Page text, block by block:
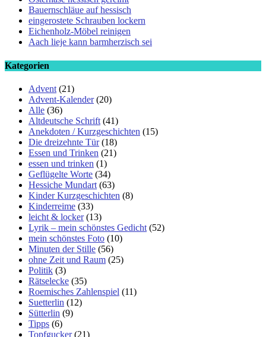
Bauernschläue auf hessisch
eingerostete Schrauben lockern
Eichenholz-Möbel reinigen
Aach lieje kann barmherzisch sei
Kategorien
Advent (21)
Advent-Kalender(20)
Alle (36)
Altdeutsche Schrift (41)
Anekdoten / Kurzgeschichten (15)
Die dreizehnte Tür(18)
Essen und Trinken (21)
essen und trinken (1)
Geflügelte Worte (34)
Hessiche Mundart (63)
Kinder Kurzgeschichten (8)
Kinderreime (33)
leicht & locker(13)
Lyrik – mein schönstes Gedicht (52)
mein schönstes Foto (10)
Minuten der Stille (56)
ohne Zeit und Raum (25)
Politik (3)
Rätselecke (35)
Roemisches Zahlenspiel (11)
Suetterlin (12)
Sütterlin (9)
Tipps (6)
Topfgucker(21)